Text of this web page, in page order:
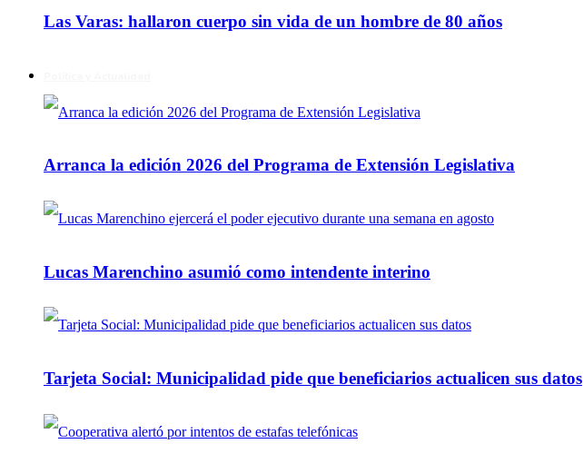
Las Varas: hallaron cuerpo sin vida de un hombre de 80 años
Arranca la edición 2026 del Programa de Extensión Legislativa
Lucas Marenchino asumió como intendente interino
Tarjeta Social: Municipalidad pide que beneficiarios actualicen sus datos